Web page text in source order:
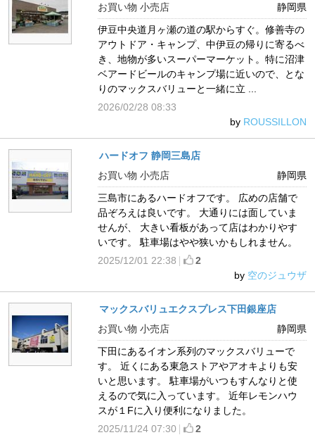
静岡県
お買い物 小売店
伊豆中央道月ヶ瀬の道の駅からすぐ。修善寺の
アウトドア・キャンプ、中伊豆の帰りに寄るべ
き、地物が多いスーパーマーケット。特に沼津
ベアードビールのキャンプ場に近いので、とな
りのマックスバリューと一緒に立 ...
2026/02/28 08:33
by ROUSSILLON
ハードオフ 静岡三島店
静岡県
お買い物 小売店
三島市にあるハードオフです。 広めの店舗で
品ぞろえは良いです。 大通りには面していま
せんが、 大きい看板があって店はわかりやす
いです。 駐車場はやや狭いかもしれません。
2025/12/01 22:38
2
by 空のジュウザ
マックスバリュエクスプレス下田銀座店
静岡県
お買い物 小売店
下田にあるイオン系列のマックスバリューで
す。 近くにある東急ストアやアオキよりも安
いと思います。 駐車場がいつもすんなりと使
えるので気に入っています。 近年レモンハウ
スが１Fに入り便利になりました。
2025/11/24 07:30
2